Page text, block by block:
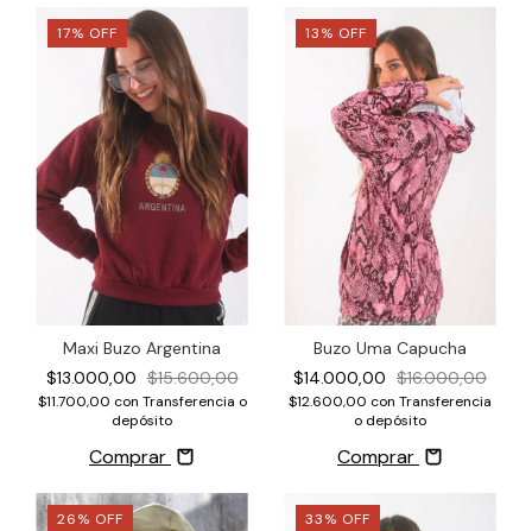
17% OFF
Maxi Buzo Argentina
$13.000,00 $15.600,00
$11.700,00 con Transferencia o
depósito
Comprar
13% OFF
Buzo Uma Capucha
$14.000,00 $16.000,00
$12.600,00 con Transferencia
o depósito
Comprar
26% OFF 33% OFF